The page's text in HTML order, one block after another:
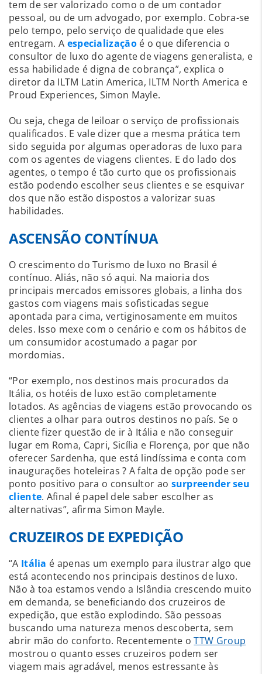
tem de ser valorizado como o de um contador
pessoal, ou de um advogado, por exemplo. Cobra-se
pelo tempo, pelo serviço de qualidade que eles
entregam. A especializaçãoé o que diferencia o
consultor de luxo do agente de viagens generalista, e
essa habilidade é digna de cobrança”, explica o
diretor da ILTM Latin America, ILTM North America e
Proud Experiences, Simon Mayle.
Ou seja, chega de leiloar o serviço de profissionais
qualificados. E vale dizer que a mesma prática tem
sido seguida por algumas operadoras de luxo para
com os agentes de viagens clientes. E do lado dos
agentes, o tempo é tão curto que os profissionais
estão podendo escolher seus clientes e se esquivar
dos que não estão dispostos a valorizar suas
habilidades.
ASCENSÃO CONTÍNUA
O crescimento do Turismo de luxo no Brasil é
contínuo. Aliás, não só aqui. Na maioria dos
principais mercados emissores globais, a linha dos
gastos com viagens mais sofisticadas segue
apontada para cima, vertiginosamente em muitos
deles. Isso mexe com o cenário e com os hábitos de
um consumidor acostumado a pagar por
mordomias.
“Por exemplo, nos destinos mais procurados da
Itália, os hotéis de luxo estão completamente
lotados. As agências de viagens estão provocando os
clientes a olhar para outros destinos no país. Se o
cliente fizer questão de ir à Itália e não conseguir
lugar em Roma, Capri, Sicília e Florença, por que não
oferecer Sardenha, que está lindíssima e conta com
inaugurações hoteleiras ? A falta de opção pode ser
ponto positivo para o consultor ao surpreender seu
cliente. Afinal é papel dele saber escolher as
alternativas”, afirma Simon Mayle.
CRUZEIROS DE EXPEDIÇÃO
“A Itália é apenas um exemplo para ilustrar algo que
está acontecendo nos principais destinos de luxo.
Não à toa estamos vendo a Islândia crescendo muito
em demanda, se beneficiando dos cruzeiros de
expedição, que estão explodindo. São pessoas
buscando uma natureza menos descoberta, sem
abrir mão do conforto. Recentemente oTTW Group
mostrou o quanto esses cruzeiros podem ser
viagem mais agradável, menos estressante às